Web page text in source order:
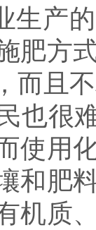
生产
肥方
而且
也很
使用
和肥
机质